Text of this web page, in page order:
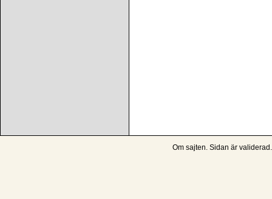
Om sajten. Sidan är validerad